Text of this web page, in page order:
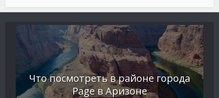
Что посмотреть в районе города
Page в Аризоне